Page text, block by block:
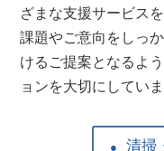
ざまな支援サービス
課題やご意向をしっ
けるご提案となるよ
ョンを大切にしていま
● 清掃